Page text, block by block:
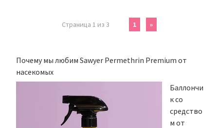
Страница 1 из 3 1 »
Почему мы любим Sawyer Permethrin Premium от
насекомых
Баллончи
к со
средство
м от